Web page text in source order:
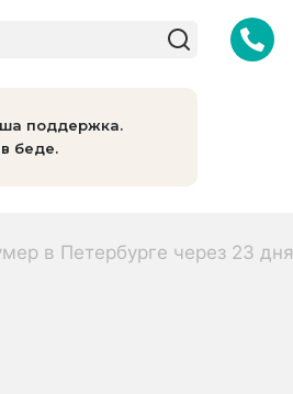
поддержка.
беде.
в Петербурге через 23 дня